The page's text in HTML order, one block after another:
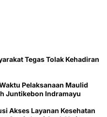
Tegas Tolak Kehadiran
Pelaksanaan Maulid
Juntikebon Indramayu
Akses Layanan Kesehatan